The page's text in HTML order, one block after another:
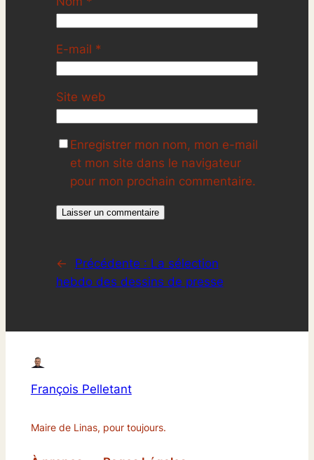
E-mail *
Site web
Enregistrer mon nom, mon e-mail
et mon site dans le navigateur
pour mon prochain commentaire.
← Précédente : La sélection
hebdo des dessins de presse
François Pelletant
Maire de Linas, pour toujours.